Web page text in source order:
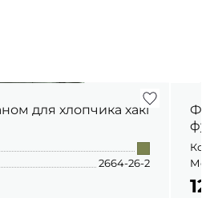
для хлопчика хакі
2664-26-2